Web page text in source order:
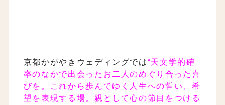
京都かがやきウェディングでは“天文学的確
率のなかで出会ったお二人のめぐり合った喜
びを。これから歩んでゆく人生への誓い、希
望を表現する場。親として心の節目をつける